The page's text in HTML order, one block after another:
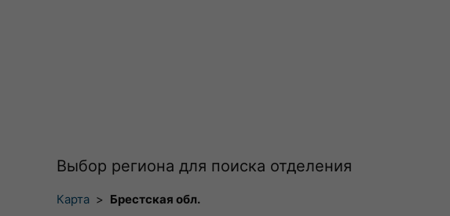
Выбор региона для поиска отделения
Карта > Брестская обл.